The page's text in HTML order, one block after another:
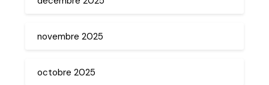
novembre 2025
octobre 2025